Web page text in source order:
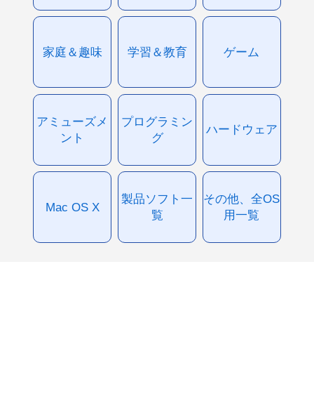
家庭＆趣味 学習＆教育 ゲーム
アミューズメ
ント
プログラミン
グ
ハードウェア
Mac OS X
製品ソフト一
覧
その他、全OS
用一覧